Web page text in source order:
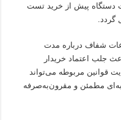
دستگاه پیش از خرید تست
شفاف درباره مدت
جلب اعتماد خریدار
قوانین مربوطه می‌تواند
مطمئن و مقرون‌به‌صرفه